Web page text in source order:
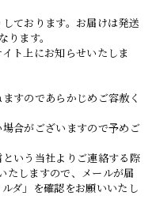
ております。お届けは発送
ます。
ト上にお知らせいたしま
すのであらかじめご容赦く
合がございますので予めご
いう当社よりご連絡する際
たしますので、メールが届
ダ」を確認をお願いいたし